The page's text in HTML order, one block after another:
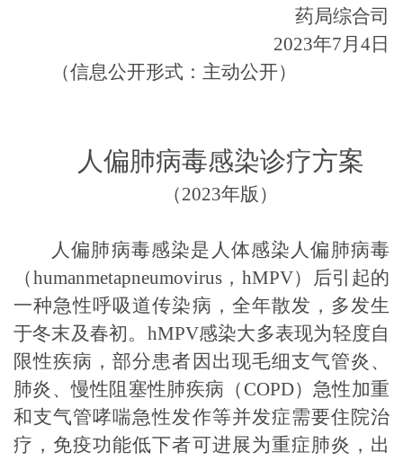
药局综合司
2023年7月 4日
（信息公开形式：主动公开）
人偏肺病毒感染诊疗方案
（2023年版）
人偏肺病毒感染是 人体感染 人偏肺病毒
（humanmetapneumovirus， hMPV） 后引起的
一种急性呼吸道传染病，全年散发，多发生
于冬末及春初。 hMPV感染大多表现为轻度自
限性疾病，部分患者因出现毛细支气管炎、
肺炎、慢性阻塞性肺疾病（ COPD）急性加重
和支气管哮喘急性发作等并发症需要住院治
疗，免疫功能低下者可进展为重症肺炎，出